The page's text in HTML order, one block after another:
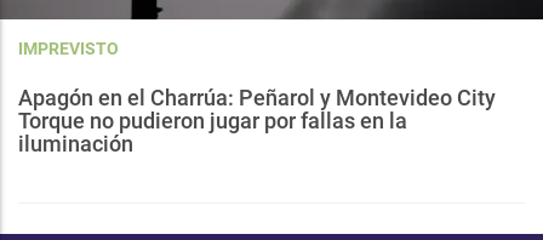
IMPREVISTO
Apagón en el Charrúa: Peñarol y Montevideo City
Torque no pudieron jugar por fallas en la
iluminación